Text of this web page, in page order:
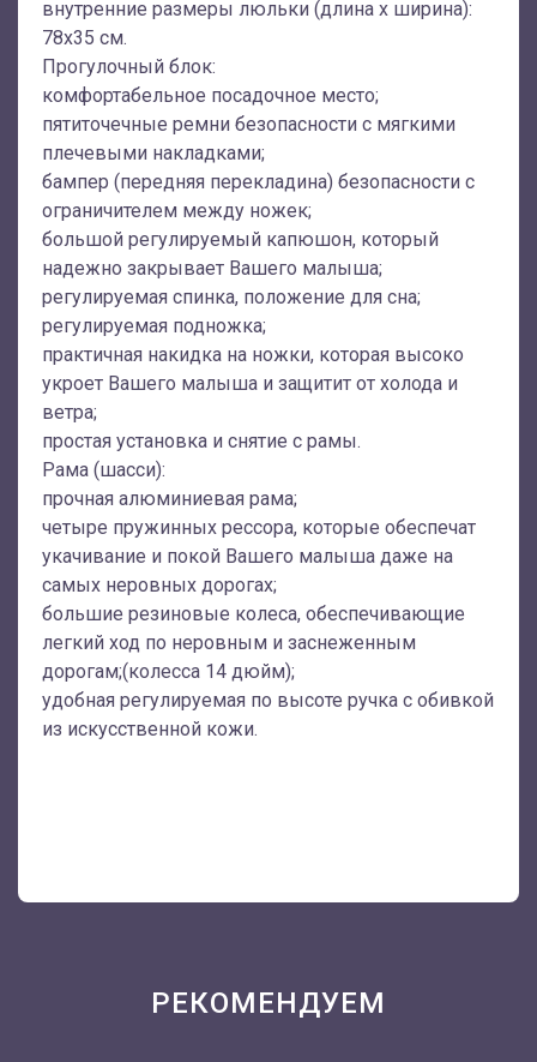
внутренние размеры люльки (длина х ширина):
78х35 см.
Прогулочный блок:
комфортабельное посадочное место;
пятиточечные ремни безопасности с мягкими
плечевыми накладками;
бампер (передняя перекладина) безопасности с
ограничителем между ножек;
большой регулируемый капюшон, который
надежно закрывает Вашего малыша;
регулируемая спинка, положение для сна;
регулируемая подножка;
практичная накидка на ножки, которая высоко
укроет Вашего малыша и защитит от холода и
ветра;
простая установка и снятие с рамы.
Рама (шасси):
прочная алюминиевая рама;
четыре пружинных рессора, которые обеспечат
укачивание и покой Вашего малыша даже на
самых неровных дорогах;
большие резиновые колеса, обеспечивающие
легкий ход по неровным и заснеженным
дорогам;(колесса 14 дюйм);
удобная регулируемая по высоте ручка с обивкой
из искусственной кожи.
РЕКОМЕНДУЕМ